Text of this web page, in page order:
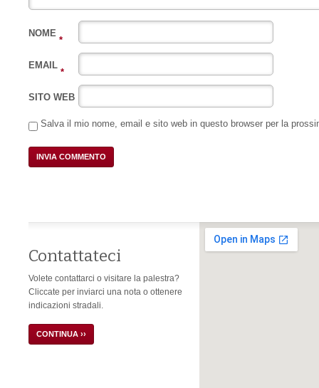
NOME
*
EMAIL
*
SITO WEB
Salva il mio nome, email e sito web in questo browser per la
Contattateci
Volete contattarci o visitare la palestra?
Cliccate per inviarci una nota o ottenere
indicazioni stradali.
CONTINUA ››